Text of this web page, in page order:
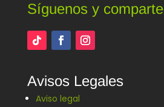
Síguenos y comparte
Avisos Legales
Aviso legal